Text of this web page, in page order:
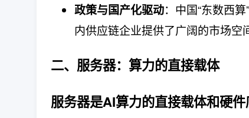
政策与国产化驱动：中国“东数西
内供应链企业提供了广阔的市场空
二、服务器：算力的直接载体
服务器是AI算力的直接载体和硬